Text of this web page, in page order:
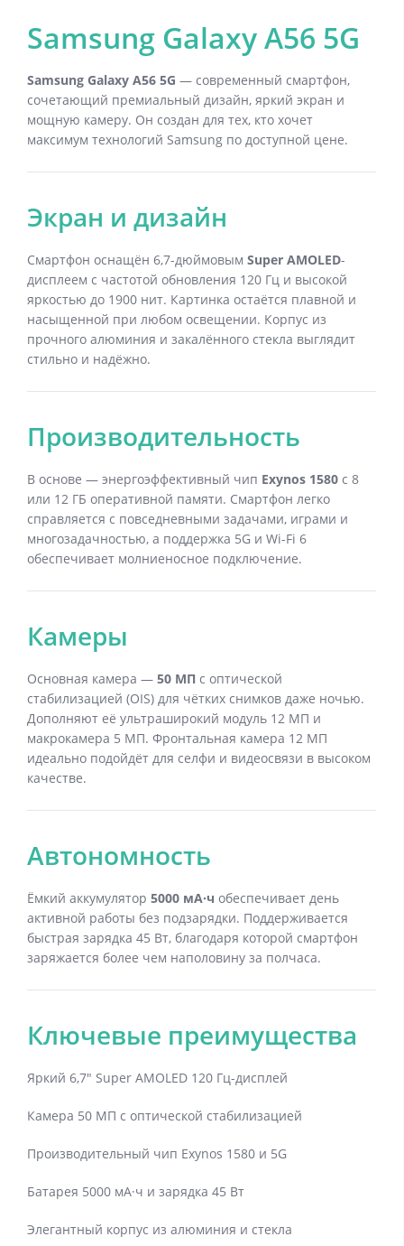
Samsung Galaxy A56 5G
Samsung Galaxy A56 5G — современный смартфон,
сочетающий премиальный дизайн, яркий экран и
мощную камеру. Он создан для тех, кто хочет
максимум технологий Samsung по доступной цене.
Экран и дизайн
Смартфон оснащён 6,7-дюймовым Super AMOLED-
дисплеем с частотой обновления 120 Гц и высокой
яркостью до 1900 нит. Картинка остаётся плавной и
насыщенной при любом освещении. Корпус из
прочного алюминия и закалённого стекла выглядит
стильно и надёжно.
Производительность
В основе — энергоэффективный чип Exynos 1580 с 8
или 12 ГБ оперативной памяти. Смартфон легко
справляется с повседневными задачами, играми и
многозадачностью, а поддержка 5G и Wi-Fi 6
обеспечивает молниеносное подключение.
Камеры
Основная камера — 50 МП с оптической
стабилизацией (OIS) для чётких снимков даже ночью.
Дополняют её ультраширокий модуль 12 МП и
макрокамера 5 МП. Фронтальная камера 12 МП
идеально подойдёт для селфи и видеосвязи в высоком
качестве.
Автономность
Ёмкий аккумулятор 5000 мА·ч обеспечивает день
активной работы без подзарядки. Поддерживается
быстрая зарядка 45 Вт, благодаря которой смартфон
заряжается более чем наполовину за полчаса.
Ключевые преимущества
Яркий 6,7″ Super AMOLED 120 Гц-дисплей
Камера 50 МП с оптической стабилизацией
Производительный чип Exynos 1580 и 5G
Батарея 5000 мА·ч и зарядка 45 Вт
Элегантный корпус из алюминия и стекла